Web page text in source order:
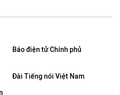
Báo điện tử Chính phủ
Đài Tiếng nói Việt Nam